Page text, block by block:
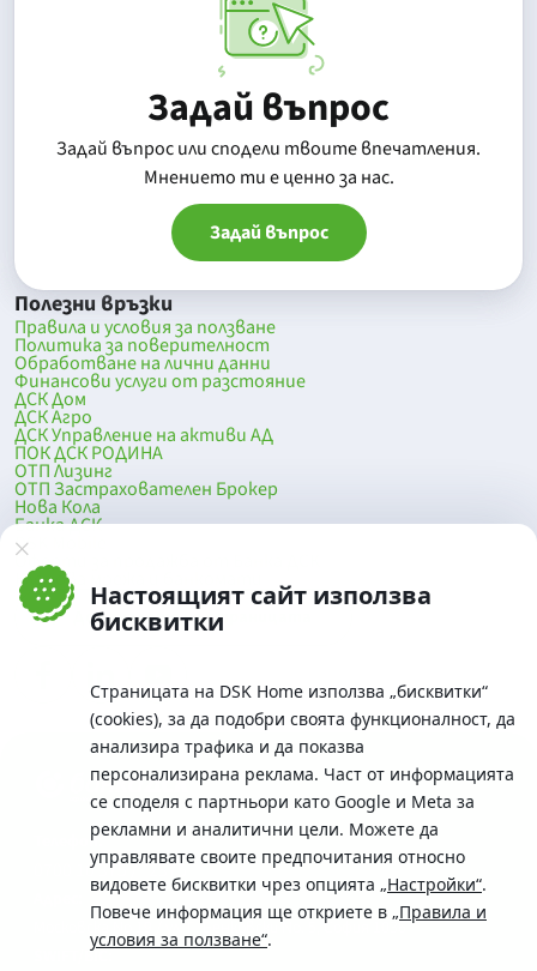
Настоящият сайт използва
бисквитки
Страницата на DSK Home използва „бисквитки“
(cookies), за да подобри своята функционалност, да
анализира трафика и да показва
персонализирана реклама. Част от информацията
се споделя с партньори като Google и Meta за
рекламни и аналитични цели. Можете да
управлявате своите предпочитания относно
видовете бисквитки чрез опцията „Настройки“.
Повече информация ще откриете в „Правила и
условия за ползване“.
Задай въпрос
Задай въпрос или сподели твоите впечатления.
Mнението ти е ценно за нас.
Задай въпрос
Полезни връзки
Правила и условия за ползване
Политика за поверителност
Обработване на лични данни
Финансови услуги от разстояние
ДСК Дом
ДСК Агро
ДСК Управление на активи АД
ПОК ДСК РОДИНА
ОТП Лизинг
ОТП Застрахователен Брокер
Нова Кола
Банка ДСК
DSK Mobile
Оферти за продажба от Банка ДСК
Клонова мрежа и банкомати
До началото на страницата
Телефон:
0700 10 375 / *2375
Московска No.19 / ул. Г. Бенковски No. 5, София 1036
SWIFT/BIC: